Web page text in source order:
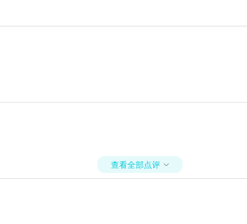
查看全部点评 